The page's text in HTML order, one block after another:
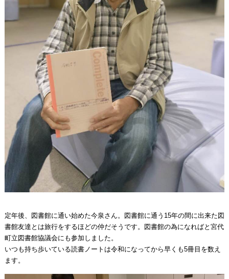
定年後、図書館に通い始めた今泉さん。図書館に通う15年の間に出来た図
書館友達とは旅行をするほどの仲だそうです。図書館の為になればと宮代
町立図書館協議会にも参加しました。
いつも持ち歩いている読書ノートは令和になってから早くも5冊目を数え
ます。